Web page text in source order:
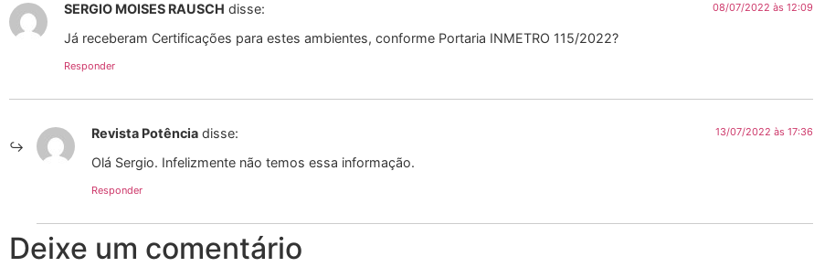
SERGIO MOISES RAUSCH disse: 08/07/2022 às 12:09
Já receberam Certificações para estes ambientes, conforme Portaria INMETRO 115/2022?
Responder
Revista Potência disse: 13/07/2022 às 17:36
Olá Sergio. Infelizmente não temos essa informação.
Responder
Deixe um comentário